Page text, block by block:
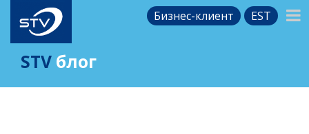
Бизнес-клиент EST
STV блог